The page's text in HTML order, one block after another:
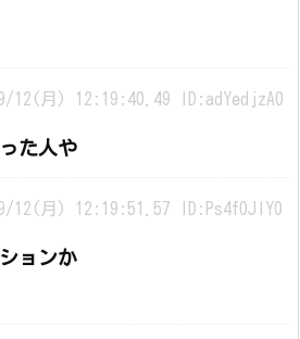
12(月) 12:19:40.49 ID:adYedjzA0
た人や
12(月) 12:19:51.57 ID:Ps4f0JlY0
ョンか